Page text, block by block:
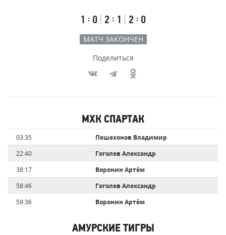
Первый
тайм
1 : 0
Второй
тайм
2 : 1
Третий
тайм
2 : 0
МАТЧ ЗАКОНЧЕН
Поделиться
забившие
голы
МХК СПАРТАК
Время Имя
игрока
03:35
Пешехонов Владимир
22:40
Гоголев Александр
38:17
Воронин Артём
58:46
Гоголев Александр
59:36
Воронин Артём
АМУРСКИЕ ТИГРЫ